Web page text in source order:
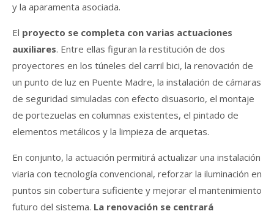
y la aparamenta asociada.
El proyecto se completa con varias actuaciones
auxiliares. Entre ellas figuran la restitución de dos
proyectores en los túneles del carril bici, la renovación de
un punto de luz en Puente Madre, la instalación de cámaras
de seguridad simuladas con efecto disuasorio, el montaje
de portezuelas en columnas existentes, el pintado de
elementos metálicos y la limpieza de arquetas.
En conjunto, la actuación permitirá actualizar una instalación
viaria con tecnología convencional, reforzar la iluminación en
puntos sin cobertura suficiente y mejorar el mantenimiento
futuro del sistema. La renovación se centrará